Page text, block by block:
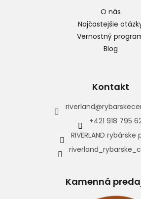
O nás
Najčastejšie
Vernostný
Blog
Kontakt
riverland@
+421 918 795
RIVERLAND
Kamenná